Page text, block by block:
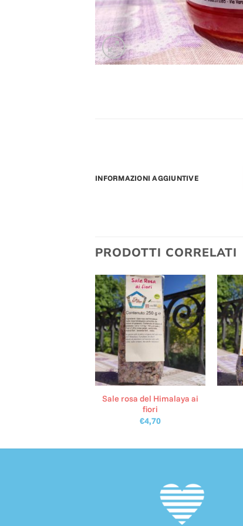
INFORMAZIONI AGGIUNTIVE
PRODOTTI CORRELATI
Sale rosa del Himalaya ai
fiori
€4,70